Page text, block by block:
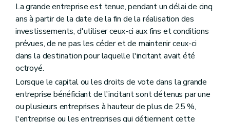
La grande entreprise est tenue, pendant un délai de cinq
ans à partir de la date de la fin de la réalisation des
investissements, d'utiliser ceux-ci aux fins et conditions
prévues, de ne pas les céder et de maintenir ceux-ci
dans la destination pour laquelle l'incitant avait été
octroyé.
Lorsque le capital ou les droits de vote dans la grande
entreprise bénéficiant de l'incitant sont détenus par une
ou plusieurs entreprises à hauteur de plus de 25 %,
l'entreprise ou les entreprises qui détiennent cette